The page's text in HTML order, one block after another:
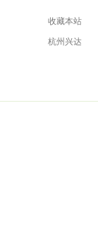
收藏本站
杭州兴达